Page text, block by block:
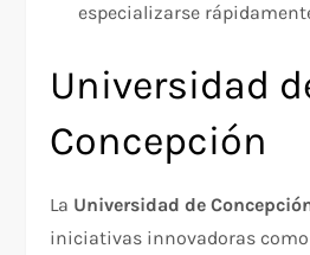
especializarse
Universidad
Concepción
La Universidad de
iniciativas innovadoras como